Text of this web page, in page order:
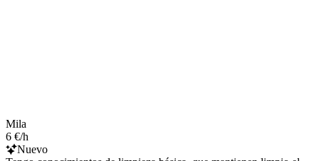
Mila
6 €/h
Nuevo